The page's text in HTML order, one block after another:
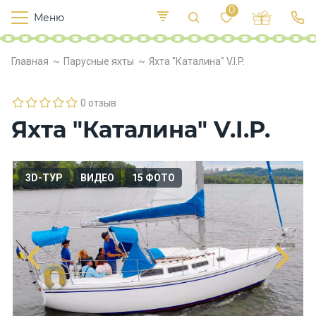
Главная Парусные яхты Яхта "Каталина" V.I.P.
0 отзыв
Яхта "Каталина" V.I.P.
3D-ТУР ВИДЕО 15 ФОТО
Меню
0
Т
е
о
о
ы
П
и
а
н
и
е
К
в
Р